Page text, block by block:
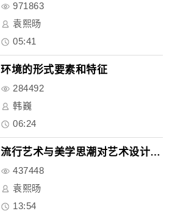
971863
袁熙旸
05:41
环境的形式要素和特征
284492
韩巍
06:24
流行艺术与美学思潮对艺术设计的..
437448
袁熙旸
13:54